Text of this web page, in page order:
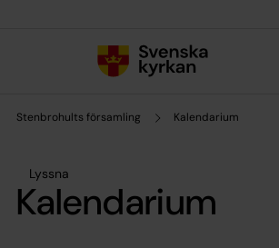
Stenbrohults församling Kalendarium
Lyssna
Kalendarium